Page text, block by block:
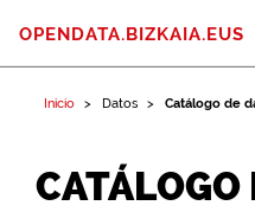
OPENDATA.BIZKAIA.EUS
Inicio Datos Catálogo de
CATÁLOGO